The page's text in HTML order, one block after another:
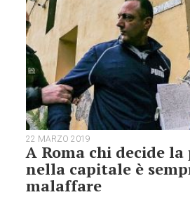
22 MARZO 2019
A Roma chi decide
nella capitale è
malaffare